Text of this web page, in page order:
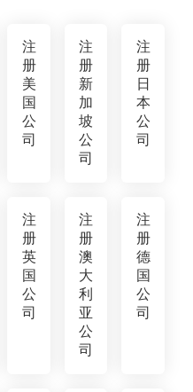
注
册
美
国
公
司
注
册
新
加
坡
公
司
注
册
日
本
公
司
注
册
英
国
公
司
注
册
澳
大
利
亚
公
司
注
册
德
国
公
司